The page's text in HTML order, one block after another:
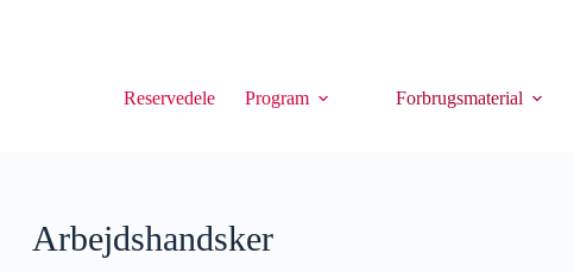
Reservedele Program Forbrugsmaterial
Arbejdshandsker